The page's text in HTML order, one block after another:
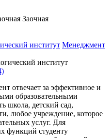
Заочная
институт Менеджмент
отвечает за эффективное и
образовательными
школа, детский сад,
любое учреждение, которое
услуг. Для
функций студенту